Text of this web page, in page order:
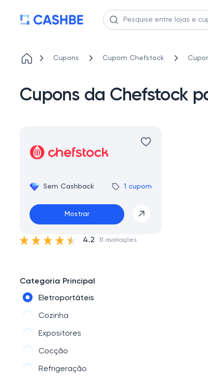
Cupons Cupom Chefstock
Cupons da Chefstock
Sem Cashback 1 cupom
Mostrar
4.2 31 avaliações
Categoria Principal
Eletroportáteis
Cozinha
Expositores
Cocção
Refrigeração